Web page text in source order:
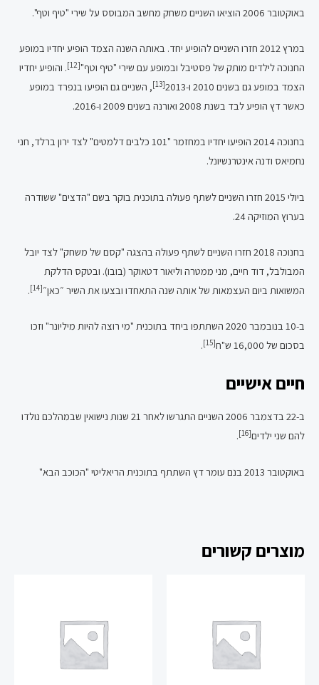
באוקטובר 2006 הוציאו השניים משחק מחשב המבוסס על שירי "טיף וטף".
במרץ 2012 חזרו השניים להופיע יחד. באותה השנה הצמד הופיע יחדיו במופע
החנוכה לילדים מותק של פסטיבל ובמופע עם שירי "טיף וטף"[12]
. והופיע יחדיו
הצמד במופע גם בשנים 2010 ו-2013
[13]
, השניים גם הופיעו בנפרד במופע
כאשר דץ הופיע לבד בשנת 2008 ואורנה בשנים 2009 ו-2016.
בחנוכה 2014 הופיעו יחדיו במחזמר "101 כלבים דלמטים" לצד ירון ברלד, חני
נחמיאס ודנה אינטרנשיונל.
ביולי 2015 חזרו השניים לשתף פעולה בתוכנית בוקר בשם "הדצים" ששודרה
בערוץ המוזיקה 24.
בחנוכה 2018 חזרו השניים לשתף פעולה בהצגה "קסם של משחק" לצד יובל
המבולבל, דוד חיים, מני ממטרה וליאור דטאוקר (בובו). ובטקס הדלקת
המשואות ביום העצמאות של אותה שנה התאחדו ובצעו את השיר ״כאן״[14]
.
ב-10 בנובמבר 2020 השתתפו ביחד בתוכנית "מי רוצה להיות מיליונר" וזכו
בסכום של 16,000 ש"ח
[15]
.
חיים אישיים
ב-22 בדצמבר 2006 השניים התגרשו לאחר 21 שנות נישואין שבמהלכם נולדו
להם שני ילדים[16]
.
באוקטובר 2013 בנם עומר דץ השתתף בתוכנית הריאליטי "הכוכב הבא"
מוצרים קשורים